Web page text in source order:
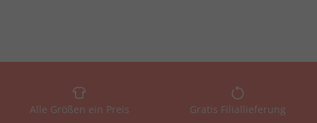
Alle Größen ein Preis Gratis Filiallieferung